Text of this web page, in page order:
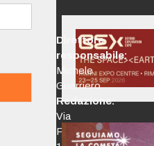
Direttore
responsabile:
Michele
Guerriero
Redazione:
Via
Po,